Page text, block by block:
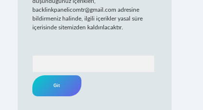
backlinkpanelicomtr@gmail.com adresine
bildirmeniz halinde, ilgili içerikler yasal süre
içerisinde sitemizden kaldırılacaktır.